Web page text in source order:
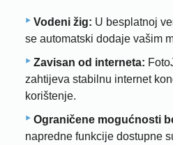
Vodeni žig: U besplatnoj
se automatski dodaje vašim
Zavisan od interneta:
zahtijeva stabilnu internet
korištenje.
Ograničene mogućnosti
napredne funkcije dostupne